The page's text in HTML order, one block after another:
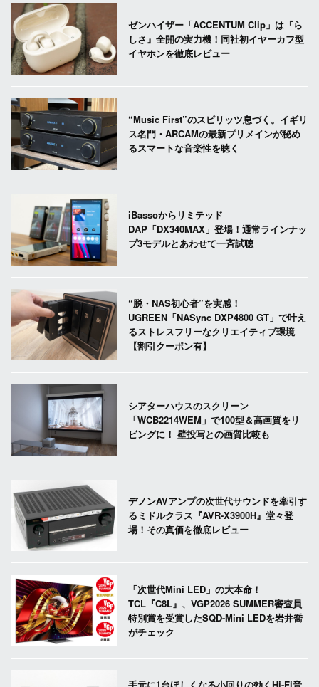
ゼンハイザー「ACCENTUM Clip」は『ら
しさ』全開の実力機！同社初イヤーカフ型
イヤホンを徹底レビュー
“Music First”のスピリッツ息づく。イギリ
ス名門・ARCAMの最新プリメインが秘め
るスマートな音楽性を聴く
iBassoからリミテッド
DAP「DX340MAX」登場！通常ラインナッ
プ3モデルとあわせて一斉試聴
“脱・NAS初心者”を実感！
UGREEN「NASync DXP4800 GT」で叶え
るストレスフリーなクリエイティブ環境
【割引クーポン有】
シアターハウスのスクリーン
「WCB2214WEM」で100型＆高画質をリ
ビングに！ 壁投写との画質比較も
デノンAVアンプの次世代サウンドを牽引す
るミドルクラス『AVR-X3900H』堂々登
場！その真価を徹底レビュー
「次世代Mini LED」の大本命！
TCL『C8L』、VGP2026 SUMMER審査員
特別賞を受賞したSQD-Mini LEDを岩井喬
がチェック
手元に1台ほしくなる小回りの効くHi-Fi音